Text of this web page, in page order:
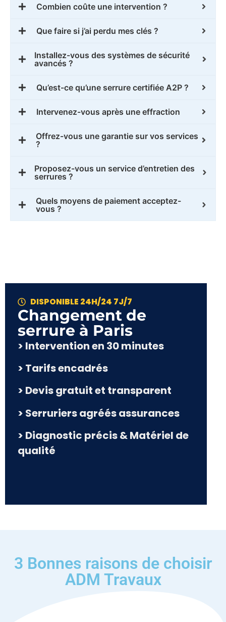
Combien coûte une intervention ?
Que faire si j’ai perdu mes clés ?
Installez-vous des systèmes de sécurité
avancés ?
Qu’est-ce qu’une serrure certifiée A2P ?
Intervenez-vous après une effraction
Offrez-vous une garantie sur vos services
?
Proposez-vous un service d’entretien des
serrures ?
Quels moyens de paiement acceptez-
vous ?
DISPONIBLE 24H/24 7J/7
Changement de
serrure à Paris
> Intervention en 30 minutes
> Tarifs encadrés
> Devis gratuit et transparent
> Serruriers agréés assurances
> Diagnostic précis & Matériel de
qualité
3 Bonnes raisons de choisir
ADM Travaux